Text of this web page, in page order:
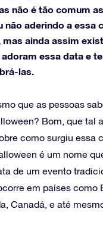
não é tão comum
não aderindo a essa
mas ainda assim
essa data e
las.
que as pessoas
Bom, que tal
como surgiu essa
é um nome
de um evento
em países como
Canadá, e até